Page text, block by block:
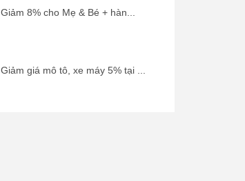
Giảm 8% cho Mẹ & Bé + hàn...
Giảm giá mô tô, xe máy 5% tại ...